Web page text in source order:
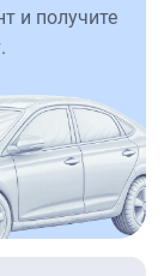
и получите